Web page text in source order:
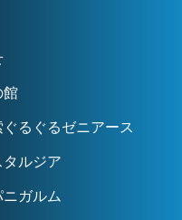
館
るぐるゼニアース
ルジア
ガルム